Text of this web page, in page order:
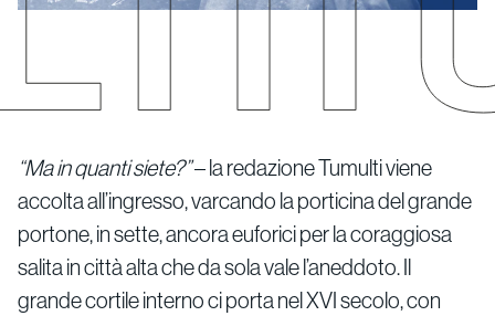
“Ma in quanti siete?”– la redazione Tumulti viene
accolta all’ingresso, varcando la porticina del grande
portone, in sette, ancora euforici per la coraggiosa
salita in città alta che da sola vale l’aneddoto. Il
grande cortile interno ci porta nel XVI secolo, con